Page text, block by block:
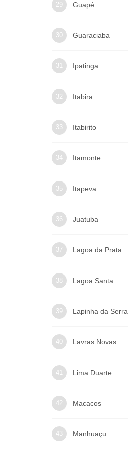
Guapé
Guaraciaba
Ipatinga
Itabira
Itabirito
Itamonte
Itapeva
Juatuba
Lagoa da Prata
Lagoa Santa
Lapinha da Serra
Lavras Novas
Lima Duarte
Macacos
Manhuaçu